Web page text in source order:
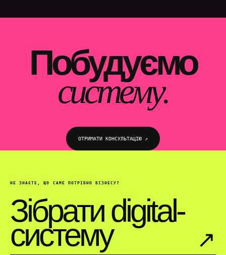
Побудуємо
систему.
ОТРИМАТИ КОНСУЛЬТАЦІЮ ↗
НЕ ЗНАЄТЕ, ЩО САМЕ ПОТРІБНО БІЗНЕСУ?
Зібрати digital-
систему ↗︎